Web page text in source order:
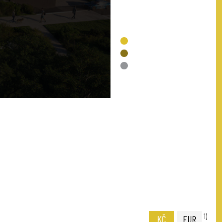
KČ EUR 1)